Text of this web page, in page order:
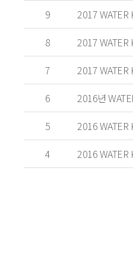
9 2017 WATER
8
2017 WATER
7
2017 WATER
6
2016년
5
2016 WATER
4
2016 WATER